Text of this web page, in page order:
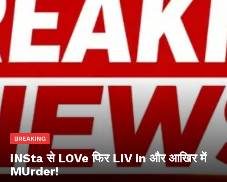
BREAKING
iNSta से LOVe फिर LIV in और आखिर में
MUrder!